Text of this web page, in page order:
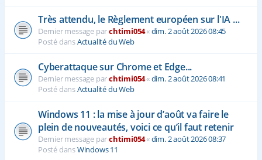
Très attendu, le Règlement européen sur l'IA ...
Dernier message parchtimi054«dim. 2 août 2026 08:45
Posté dansActualité du Web
Cyberattaque sur Chrome et Edge...
Dernier message parchtimi054«dim. 2 août 2026 08:41
Posté dansActualité du Web
Windows 11 : la mise à jour d’août va faire le
plein de nouveautés, voici ce qu’il faut retenir
Dernier message parchtimi054«dim. 2 août 2026 08:37
Posté dansWindows 11